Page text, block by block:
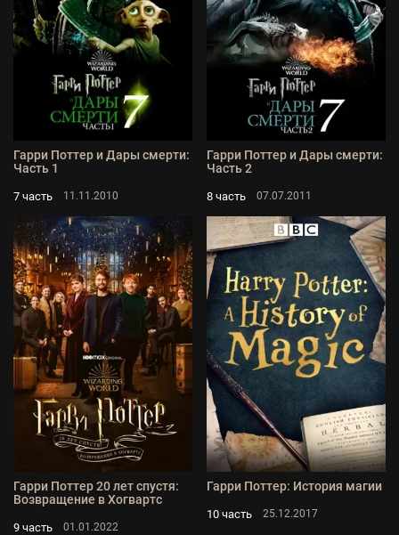
Гарри Поттер и Дары смерти:
Часть 1
7 часть 11.11.2010
Гарри Поттер и Дары смерти:
Часть 2
8 часть 07.07.2011
Гарри Поттер 20 лет спустя:
Возвращение в Хогвартс
9 часть 01.01.2022
Гарри Поттер: История магии
10 часть 25.12.2017